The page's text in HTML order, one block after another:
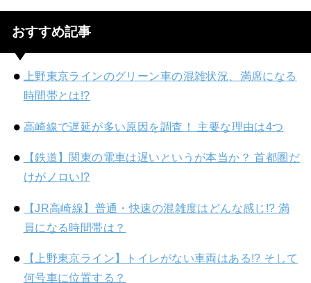
おすすめ記事
上野東京ラインのグリーン車の混雑状況、満席になる
時間帯とは!?
高崎線で遅延が多い原因を調査！ 主要な理由は4つ
【鉄道】関東の電車は遅いというが本当か？ 首都圏だ
けがノロい!?
【JR高崎線】普通・快速の混雑度はどんな感じ!? 満
員になる時間帯は？
【上野東京ライン】トイレがない車両はある!? そして
何号車に位置する？